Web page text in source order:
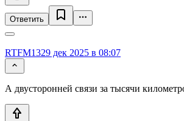
Ответить
RTFM1329 дек 2025 в 08:07
А двусторонней связи за тысячи